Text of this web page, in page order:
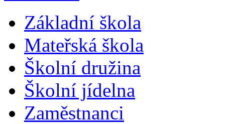
Základní škola
Mateřská škola
Školní družina
Školní jídelna
Zaměstnanci